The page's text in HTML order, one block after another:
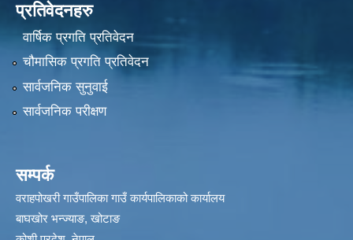
प्रतिवेदनहरु
वार्षिक प्रगति प्रतिवेदन
चौमासिक प्रगति प्रतिवेदन
सार्वजनिक सुनुवाई
सार्वजनिक परीक्षण
सम्पर्क
वराहपोखरी गाउँपालिका गाउँ कार्यपालिकाको कार्यालय
बाघखोर भन्ज्याङ, खोटाङ